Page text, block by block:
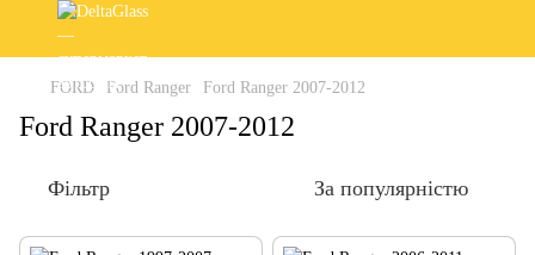
FORD Ford Ranger Ford Ranger 2007-2012
Ford Ranger 2007-2012
Фільтр За популярністю